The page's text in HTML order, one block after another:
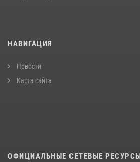
НАВИГАЦИЯ
Новости
Карта сайта
ОФИЦИАЛЬНЫЕ СЕТЕВЫЕ РЕСУРСЫ